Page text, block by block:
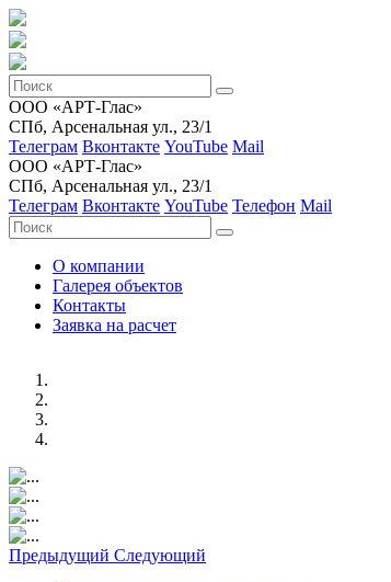
ООО «АРТ-Глас»
СПб, Арсенальная ул., 23/1
Телеграм Вконтакте YouTube Mail
ООО «АРТ-Глас»
СПб, Арсенальная ул., 23/1
Телеграм Вконтакте YouTube Телефон Mail
О компании
Галерея объектов
Контакты
Заявка на расчет
Предыдущий Следующий